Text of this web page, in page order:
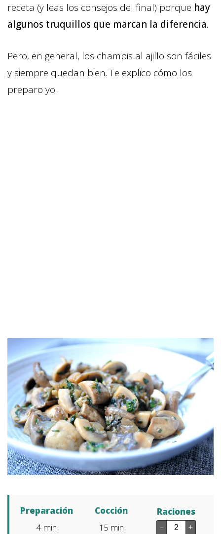
receta (y leas los consejos del final) porque hay
algunos truquillos que marcan la diferencia.
Pero, en general, los champis al ajillo son fáciles
y siempre quedan bien. Te explico cómo los
preparo yo.
Preparación
4 min
Cocción
15 min
Raciones
– +